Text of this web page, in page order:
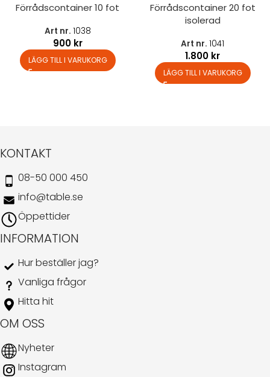
Förrådscontainer 10 fot
Art nr. 1038
900 kr
LÄGG TILL I VARUKORG
Förrådscontainer 20 fot
isolerad
Art nr. 1041
1.800 kr
LÄGG TILL I VARUKORG
KONTAKT
08-50 000 450
info@table.se
Öppettider
INFORMATION
Hur beställer jag?
Vanliga frågor
Hitta hit
OM OSS
Nyheter
Instagram